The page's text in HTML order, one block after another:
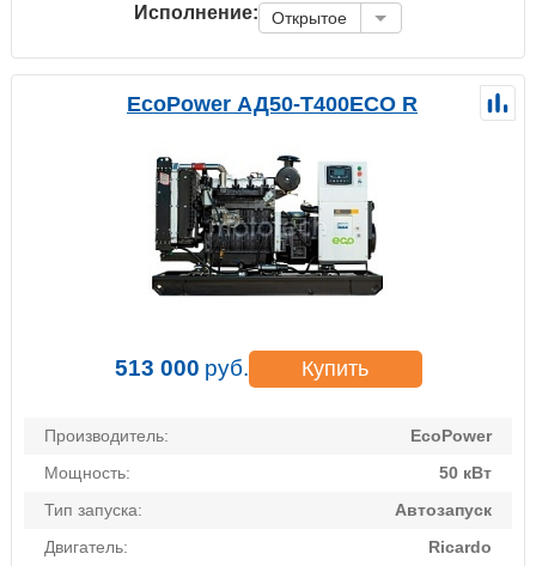
Исполнение: Открытое
EcoPower АД50-T400ECO R
513 000 руб. Купить
Производитель:
EcoPower
Мощность:
50 кВт
Тип запуска:
Автозапуск
Двигатель:
Ricardo